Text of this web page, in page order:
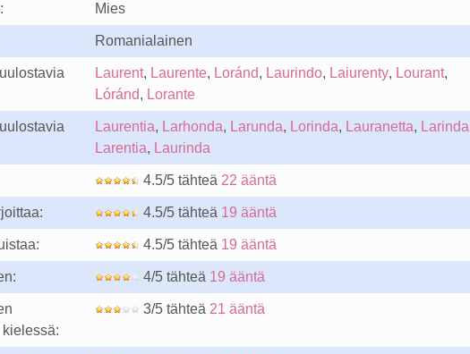
Mies
Romanialainen
Laurent, Laurente, Loránd, Laurindo, Laiurenty, Lourant,
Lóránd, Lorante
Laurentia, Larhonda, Larunda, Lorinda, Lauranetta, Larinda
Larentia, Laurinda
4.5/5 tähteä 22 ääntä
4.5/5 tähteä 19 ääntä
4.5/5 tähteä 19 ääntä
4/5 tähteä 19 ääntä
3/5 tähteä 21 ääntä